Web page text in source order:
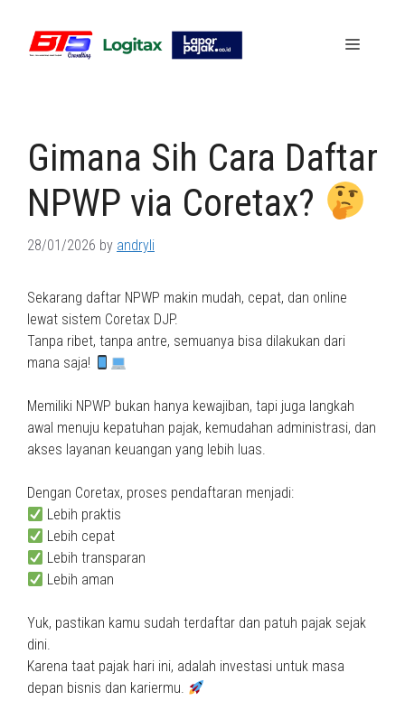
content
Menu
Gimana Sih Cara Daftar
NPWP via Coretax?
28/01/2026 by andryli
Sekarang daftar NPWP makin mudah, cepat, dan online
lewat sistem Coretax DJP.
Tanpa ribet, tanpa antre, semuanya bisa dilakukan dari
mana saja!
Memiliki NPWP bukan hanya kewajiban, tapi juga langkah
awal menuju kepatuhan pajak, kemudahan administrasi, dan
akses layanan keuangan yang lebih luas.
Dengan Coretax, proses pendaftaran menjadi:
Lebih praktis
Lebih cepat
Lebih transparan
Lebih aman
Yuk, pastikan kamu sudah terdaftar dan patuh pajak sejak
dini.
Karena taat pajak hari ini, adalah investasi untuk masa
depan bisnis dan kariermu.